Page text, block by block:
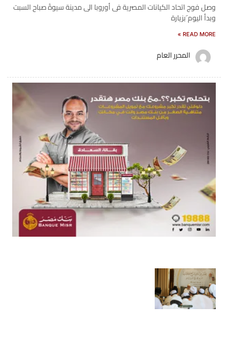
وصل فوج اتحاد الكيانات المصرية فى أوروبا الى مدينة سيوةً صباح السبت
وبدأ اليوم َبزيارة
READ MORE »
المحرر العام